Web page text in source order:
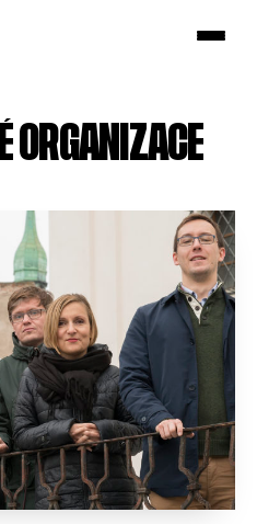
ORGANIZACE